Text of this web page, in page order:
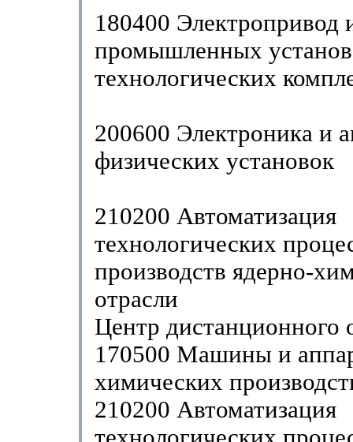
180400 Электропривод
промышленных
технологических
200600 Электроника и
физических установок
210200 Автоматизация
технологических
производств ядерно-
отрасли
Центр дистанционного
170500 Машины и
химических
210200 Автоматизация